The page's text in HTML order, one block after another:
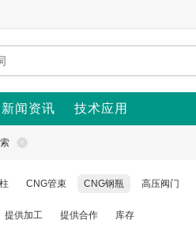
新闻资讯 技术应用
CNG管束 CNG钢瓶 高压阀门
提供加工 提供合作 库存